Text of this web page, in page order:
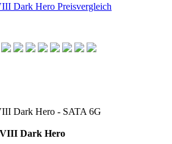
Dark Hero Preisvergleich
Dark Hero - SATA 6G
Dark Hero